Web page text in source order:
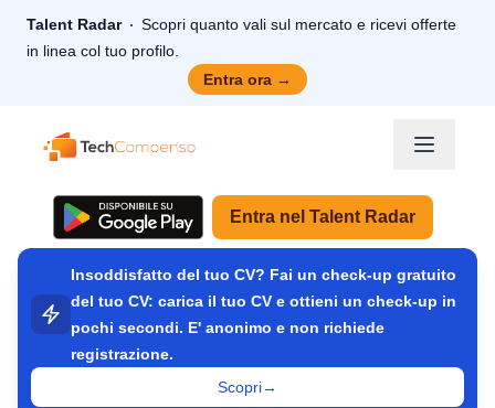
Talent Radar
Scopri quanto vali sul mercato e ricevi offerte
in linea col tuo profilo.
Entra ora →
TechCompenso
Entra nel Talent Radar
Insoddisfatto del tuo CV? Fai un check-up gratuito
del tuo CV: carica il tuo CV e ottieni un check-up in
pochi secondi. E' anonimo e non richiede
registrazione.
Scopri→